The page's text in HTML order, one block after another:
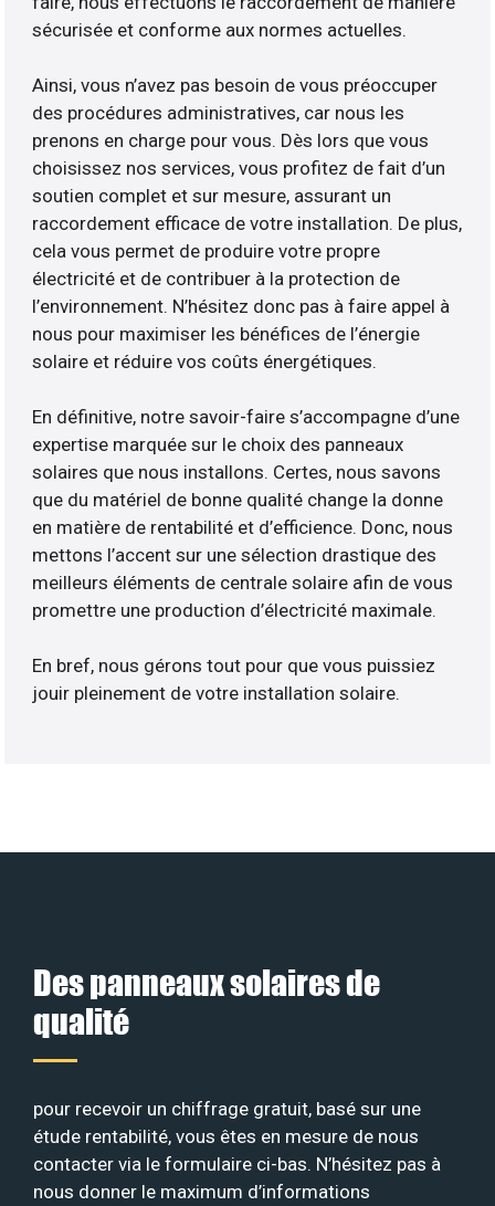
sécurisée et conforme aux normes actuelles.
Ainsi, vous n’avez pas besoin de vous préoccuper
des procédures administratives, car nous les
prenons en charge pour vous. Dès lors que vous
choisissez nos services, vous profitez de fait d’un
soutien complet et sur mesure, assurant un
raccordement efficace de votre installation. De plus,
cela vous permet de produire votre propre
électricité et de contribuer à la protection de
l’environnement. N’hésitez donc pas à faire appel à
nous pour maximiser les bénéfices de l’énergie
solaire et réduire vos coûts énergétiques.
En définitive, notre savoir-faire s’accompagne d’une
expertise marquée sur le choix des panneaux
solaires que nous installons. Certes, nous savons
que du matériel de bonne qualité change la donne
en matière de rentabilité et d’efficience. Donc, nous
mettons l’accent sur une sélection drastique des
meilleurs éléments de centrale solaire afin de vous
promettre une production d’électricité maximale.
En bref, nous gérons tout pour que vous puissiez
jouir pleinement de votre installation solaire.
Des panneaux solaires de
qualité
pour recevoir un chiffrage gratuit, basé sur une
étude rentabilité, vous êtes en mesure de nous
contacter via le formulaire ci-bas. N’hésitez pas à
nous donner le maximum d’informations